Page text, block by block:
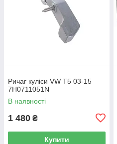
Ричаг куліси VW T5 03-15
7H0711051N
В наявності
1 480 ₴
Купити